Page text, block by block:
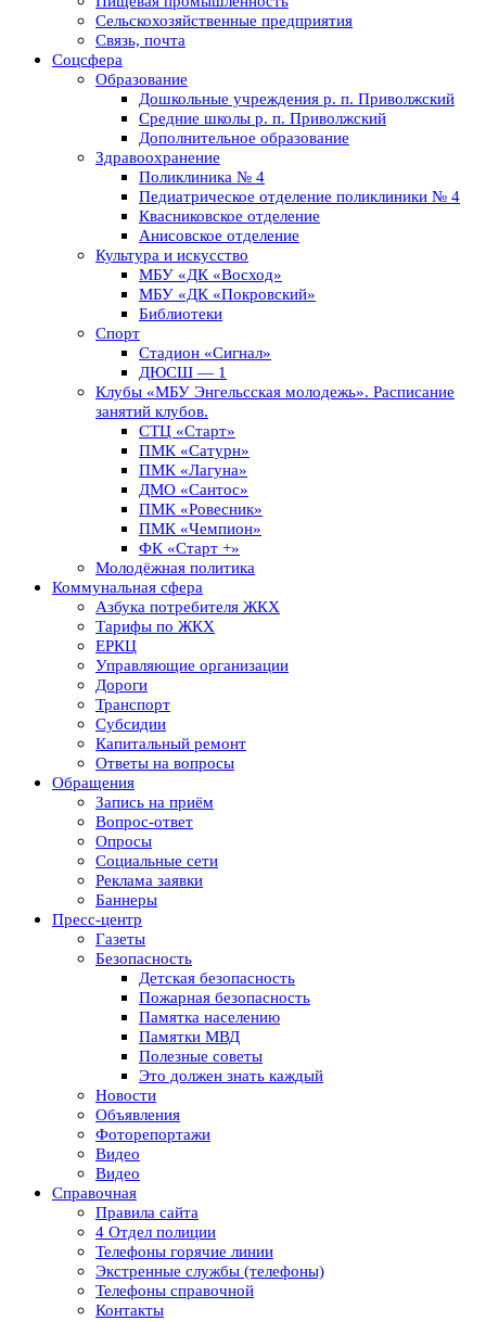
Сельскохозяйственные предприятия
Связь, почта
Соцсфера
Образование
Дошкольные учреждения р. п. Приволжский
Средние школы р. п. Приволжский
Дополнительное образование
Здравоохранение
Поликлиника № 4
Педиатрическое отделение поликлиники № 4
Квасниковское отделение
Анисовское отделение
Культура и искусство
МБУ «ДК «Восход»
МБУ «ДК «Покровский»
Библиотеки
Спорт
Стадион «Сигнал»
ДЮСШ — 1
Клубы «МБУ Энгельсская молодежь». Расписание
занятий клубов.
СТЦ «Старт»
ПМК «Сатурн»
ПМК «Лагуна»
ДМО «Сантос»
ПМК «Ровесник»
ПМК «Чемпион»
ФК «Старт +»
Молодёжная политика
Коммунальная сфера
Азбука потребителя ЖКХ
Тарифы по ЖКХ
ЕРКЦ
Управляющие организации
Дороги
Транспорт
Субсидии
Капитальный ремонт
Ответы на вопросы
Обращения
Запись на приём
Вопрос-ответ
Опросы
Социальные сети
Реклама заявки
Баннеры
Пресс-центр
Газеты
Безопасность
Детская безопасность
Пожарная безопасность
Памятка населению
Памятки МВД
Полезные советы
Это должен знать каждый
Новости
Объявления
Фоторепортажи
Видео
Видео
Справочная
Правила сайта
4 Отдел полиции
Телефоны горячие линии
Экстренные службы (телефоны)
Телефоны справочной
Контакты